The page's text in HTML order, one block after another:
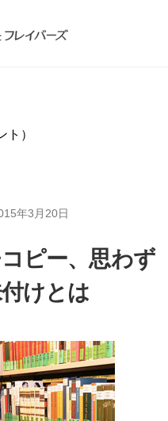
ト）
年3月20日
ピー、思わず
けとは